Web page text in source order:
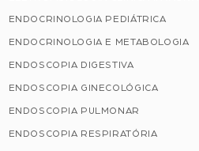
ENDOCRINOLOGIA PEDIÁTRICA
ENDOCRINOLOGIA E METABOLOGIA
ENDOSCOPIA DIGESTIVA
ENDOSCOPIA GINECOLÓGICA
ENDOSCOPIA PULMONAR
ENDOSCOPIA RESPIRATÓRIA